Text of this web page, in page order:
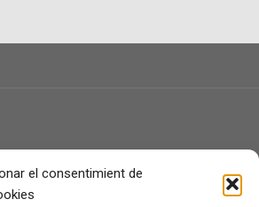
el consentimient de